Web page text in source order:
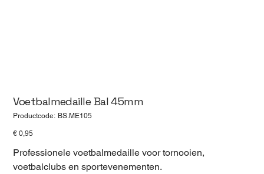
Voetbalmedaille Bal 45mm
Productcode: Productcode
BS.ME105
Prijs
€ 0,95
Professionele voetbalmedaille voor tornooien,
voetbalclubs en sportevenementen.